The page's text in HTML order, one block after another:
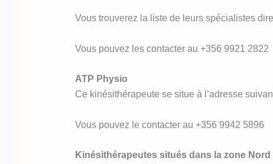
Vous trouverez la liste de leurs spécialistes
Vous pouvez les contacter au +356 9921 2822
ATP Physio
Ce kinésithérapeute se situe à l’adresse
Vous pouvez le contacter au +356 9942 5896
Kinésithérapeutes situés dans la zone